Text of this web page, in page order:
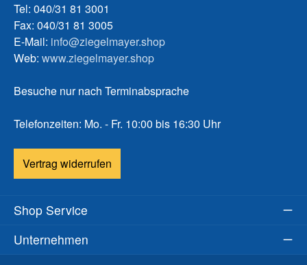
Tel: 040/31 81 3001
Fax: 040/31 81 3005
E-Mail: info@ziegelmayer.shop
Web: www.ziegelmayer.shop
Besuche nur nach Terminabsprache
Telefonzeiten: Mo. - Fr. 10:00 bis 16:30 Uhr
Vertrag widerrufen
Shop Service
Unternehmen